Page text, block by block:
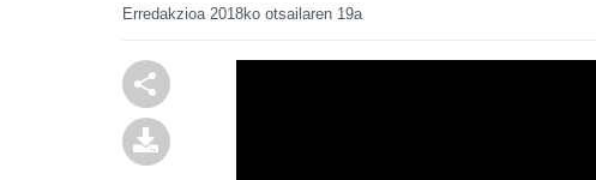
Erredakzioa 2018ko otsailaren 19a